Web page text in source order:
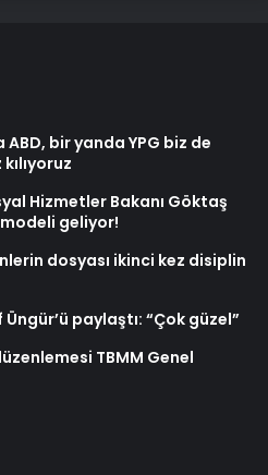
bir yanda YPG biz de
Hizmetler Bakanı Göktaş
modeli geliyor!
dosyası ikinci kez disiplin
Üngür’ü paylaştı: “Çok güzel”
TBMM Genel